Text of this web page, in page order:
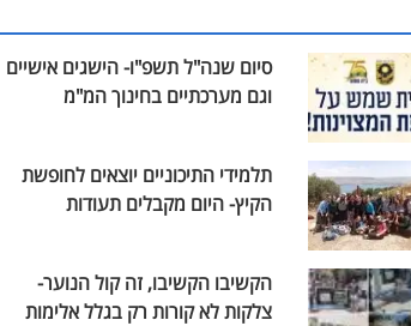
סיום שנה"ל תשפ"ו- הישגים אישיים
וגם מערכתיים בחינוך המ"מ
תלמידי התיכוניים יוצאים לחופשת
הקיץ- היום מקבלים תעודות
הקשיבו הקשיבו, זה קול הנוער-
צלקות לא קורות רק בגלל אלימות